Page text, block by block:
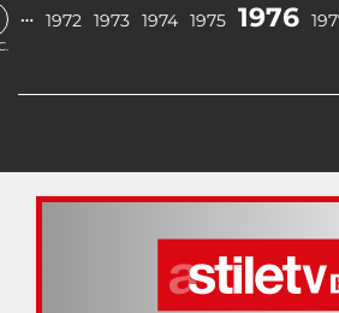
… 1972 1973 1974 1975 1976